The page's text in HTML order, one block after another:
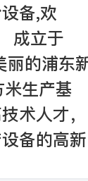
备,欢
成立于
丽的浦东
生产基
术人才，
备的高新